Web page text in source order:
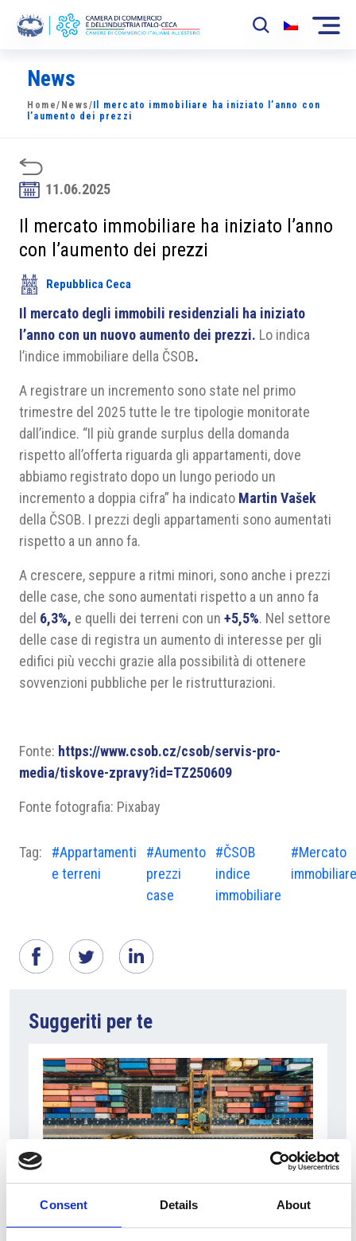
Consent Details About
La Camera
News
Sviluppo Mercato
Soci
Partner
Progetti
Area riservata
News
Home/ News/ Il mercato immobiliare ha iniziato l’anno con
l’aumento dei prezzi
11.06.2025
Il mercato immobiliare ha iniziato l’anno
con l’aumento dei prezzi
Repubblica Ceca
Il mercato degli immobili residenziali ha iniziato
l’anno con un nuovo aumento dei prezzi. Lo indica
l’indice immobiliare della ČSOB.
A registrare un incremento sono state nel primo
trimestre del 2025 tutte le tre tipologie monitorate
dall’indice. “Il più grande surplus della domanda
rispetto all’offerta riguarda gli appartamenti, dove
abbiamo registrato dopo un lungo periodo un
incremento a doppia cifra” ha indicato Martin Vašek
della ČSOB. I prezzi degli appartamenti sono aumentati
rispetto a un anno fa.
A crescere, seppure a ritmi minori, sono anche i prezzi
delle case, che sono aumentati rispetto a un anno fa
del 6,3%, e quelli dei terreni con un +5,5%. Nel settore
delle case di registra un aumento di interesse per gli
edifici più vecchi grazie alla possibilità di ottenere
sovvenzioni pubbliche per le ristrutturazioni.
Fonte: https://www.csob.cz/csob/servis-pro-
media/tiskove-zpravy?id=TZ250609
Fonte fotografia: Pixabay
Tag:
#Appartamenti
e terreni
#Aumento
prezzi
case
#ČSOB
indice
immobiliare
#Mercato
immobiliare
Suggeriti per te
6 Agosto 2026